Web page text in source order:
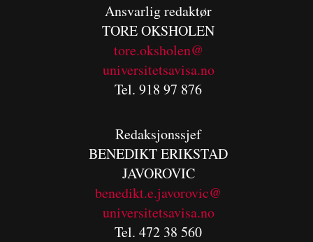
Ansvarlig redaktør
TORE OKSHOLEN
tore.oksholen@
universitetsavisa.no
Tel. 918 97 876
Redaksjonssjef
BENEDIKTERIKSTAD
JAVOROVIC
benedikt.e.javorovic@
universitetsavisa.no
Tel. 472 38 560